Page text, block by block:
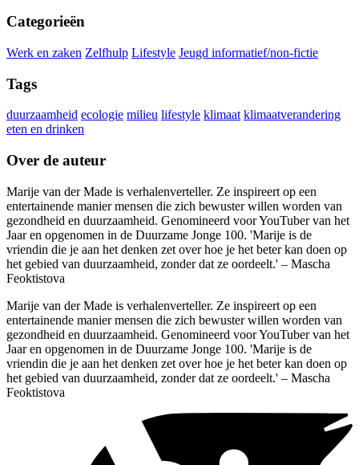
Categorieën
Werk en zaken Zelfhulp Lifestyle Jeugd informatief/non-fictie
Tags
duurzaamheid ecologie milieu lifestyle klimaat klimaatverandering
eten en drinken
Over de auteur
Marije van der Made is verhalenverteller. Ze inspireert op een
entertainende manier mensen die zich bewuster willen worden van
gezondheid en duurzaamheid. Genomineerd voor YouTuber van het
Jaar en opgenomen in de Duurzame Jonge 100. 'Marije is de
vriendin die je aan het denken zet over hoe je het beter kan doen op
het gebied van duurzaamheid, zonder dat ze oordeelt.' – Mascha
Feoktistova
Marije van der Made is verhalenverteller. Ze inspireert op een
entertainende manier mensen die zich bewuster willen worden van
gezondheid en duurzaamheid. Genomineerd voor YouTuber van het
Jaar en opgenomen in de Duurzame Jonge 100. 'Marije is de
vriendin die je aan het denken zet over hoe je het beter kan doen op
het gebied van duurzaamheid, zonder dat ze oordeelt.' – Mascha
Feoktistova